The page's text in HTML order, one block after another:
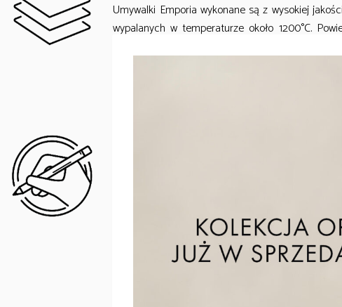
Umywalki Emporia wykonane są z wysokiej
wypalanych w temperaturze około 1200°C.
Umywalki ceramiczne marki Emporia cechują
funkcjonalne kształty sprawiają, że
zapewnia elegancję bez zbędnych ozdób.
łatwość w utrzymaniu czystości.
Umywalki nie zawierają korka w komplecie.